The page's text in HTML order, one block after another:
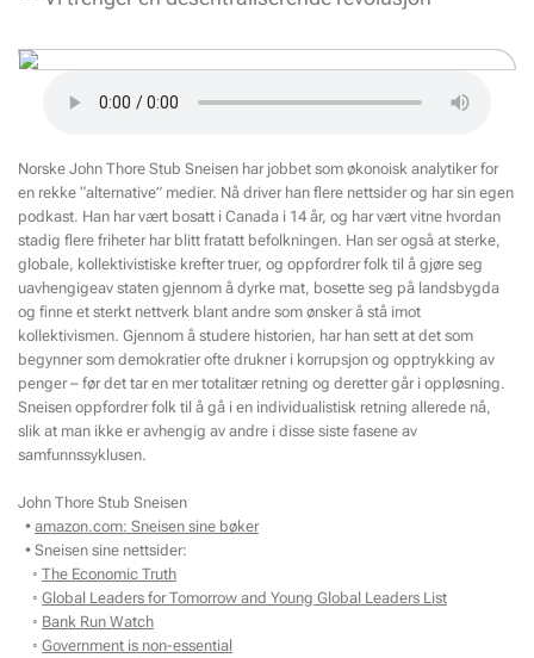
Norske John Thore Stub Sneisen har jobbet som økonoisk analytiker for
en rekke “alternative” medier. Nå driver han flere nettsider og har sin egen
podkast. Han har vært bosatt i Canada i 14 år, og har vært vitne hvordan
stadig flere friheter har blitt fratatt befolkningen. Han ser også at sterke,
globale, kollektivistiske krefter truer, og oppfordrer folk til å gjøre seg
uavhengigeav staten gjennom å dyrke mat, bosette seg på landsbygda
og finne et sterkt nettverk blant andre som ønsker å stå imot
kollektivismen. Gjennom å studere historien, har han sett at det som
begynner som demokratier ofte drukner i korrupsjon og opptrykking av
penger – før det tar en mer totalitær retning og deretter går i oppløsning.
Sneisen oppfordrer folk til å gå i en individualistisk retning allerede nå,
slik at man ikke er avhengig av andre i disse siste fasene av
samfunnssyklusen.
John Thore Stub Sneisen
• amazon.com: Sneisen sine bøker
• Sneisen sine nettsider:
◦ The Economic Truth
◦ Global Leaders for Tomorrow and Young Global Leaders List
◦ Bank Run Watch
◦ Government is non-essential